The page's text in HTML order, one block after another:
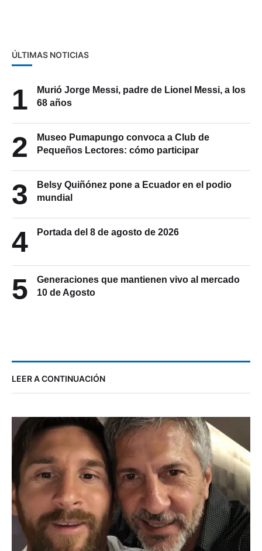
ÚLTIMAS NOTICIAS
1
Murió Jorge Messi, padre de Lionel Messi, a los
68 años
2
Museo Pumapungo convoca a Club de
Pequeños Lectores: cómo participar
3
Belsy Quiñónez pone a Ecuador en el podio
mundial
4 Portada del 8 de agosto de 2026
5
Generaciones que mantienen vivo al mercado
10 de Agosto
LEER A CONTINUACIÓN